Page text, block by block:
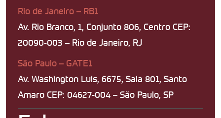
Rio de Janeiro – RB1
Av. Rio Branco, 1, Conjunto 806, Centro CEP:
20090-003 – Rio de Janeiro, RJ
São Paulo – GATE1
Av. Washington Luis, 6675, Sala 801, Santo
Amaro CEP: 04627-004 – São Paulo, SP